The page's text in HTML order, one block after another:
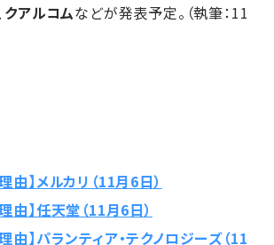
クアルコムなどが発表予定。（執筆：11
由】メルカリ（11月6日）
由】任天堂（11月6日）
由】パランティア・テクノロジーズ（11